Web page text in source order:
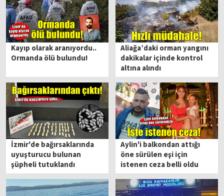
Kayıp olarak aranıyordu..
Ormanda ölü bulundu!
Aliağa’daki orman yangını
dakikalar içinde kontrol
altına alındı
İzmir'de bağırsaklarında
uyuşturucu bulunan
şüpheli tutuklandı
Aylin'i balkondan attığı
öne sürülen eşi için
istenen ceza belli oldu